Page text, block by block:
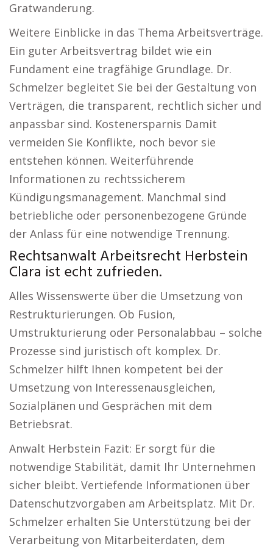
Gratwanderung.
Weitere Einblicke in das Thema Arbeitsverträge.
Ein guter Arbeitsvertrag bildet wie ein
Fundament eine tragfähige Grundlage. Dr.
Schmelzer begleitet Sie bei der Gestaltung von
Verträgen, die transparent, rechtlich sicher und
anpassbar sind. Kostenersparnis Damit
vermeiden Sie Konflikte, noch bevor sie
entstehen können. Weiterführende
Informationen zu rechtssicherem
Kündigungsmanagement. Manchmal sind
betriebliche oder personenbezogene Gründe
der Anlass für eine notwendige Trennung.
Rechtsanwalt Arbeitsrecht Herbstein
Clara ist echt zufrieden.
Alles Wissenswerte über die Umsetzung von
Restrukturierungen. Ob Fusion,
Umstrukturierung oder Personalabbau – solche
Prozesse sind juristisch oft komplex. Dr.
Schmelzer hilft Ihnen kompetent bei der
Umsetzung von Interessenausgleichen,
Sozialplänen und Gesprächen mit dem
Betriebsrat.
Anwalt Herbstein Fazit: Er sorgt für die
notwendige Stabilität, damit Ihr Unternehmen
sicher bleibt. Vertiefende Informationen über
Datenschutzvorgaben am Arbeitsplatz. Mit Dr.
Schmelzer erhalten Sie Unterstützung bei der
Verarbeitung von Mitarbeiterdaten, dem